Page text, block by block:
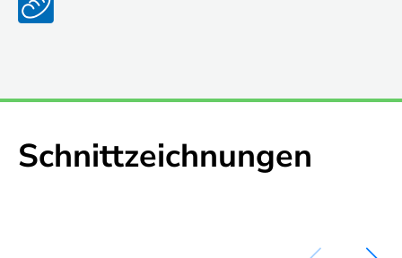
Schnittzeichnungen